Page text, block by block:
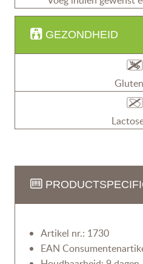
GEZONDHEID
Artikel nr.: 1730
EAN